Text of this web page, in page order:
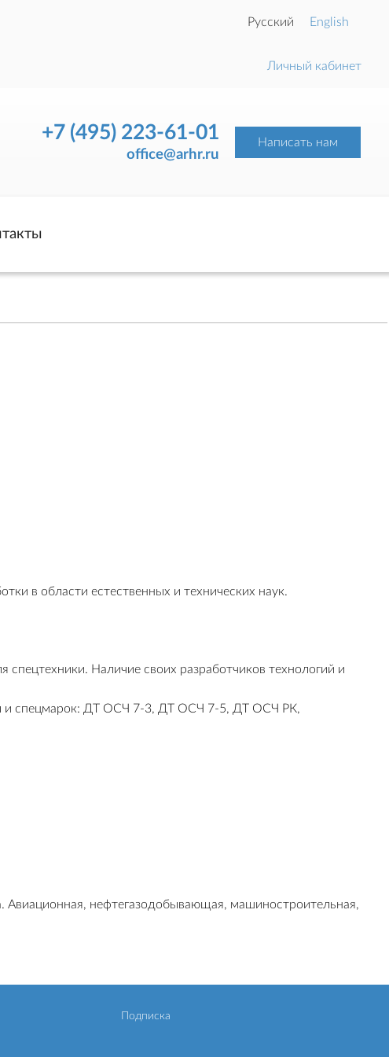
Русский English
Личный кабинет
+7 (495) 223-61-01
office@arhr.ru
Написать нам
в области естественных и технических наук.
Наличие своих разработчиков технологий и
и спецмарок: ДТ ОСЧ 7-3, ДТ ОСЧ 7-5, ДТ ОСЧ РК,
Авиационная, нефтегазодобывающая, машиностроительная,
Подписка